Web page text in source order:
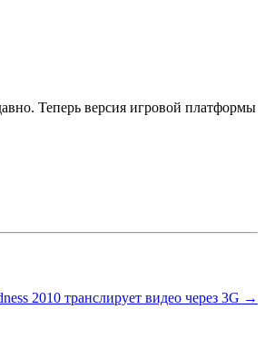
Теперь версия игровой платформы
2010 транслирует видео через 3G →